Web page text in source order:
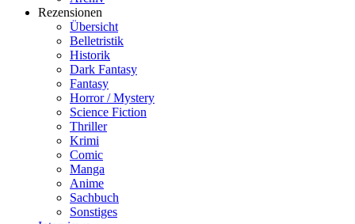
Rezensionen
Übersicht
Belletristik
Historik
Dark Fantasy
Fantasy
Horror / Mystery
Science Fiction
Thriller
Krimi
Comic
Manga
Anime
Sachbuch
Sonstiges